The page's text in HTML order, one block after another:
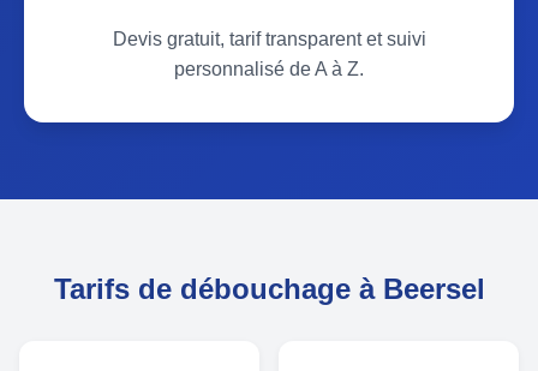
Devis gratuit, tarif transparent et suivi
personnalisé de A à Z.
Tarifs de débouchage à Beersel